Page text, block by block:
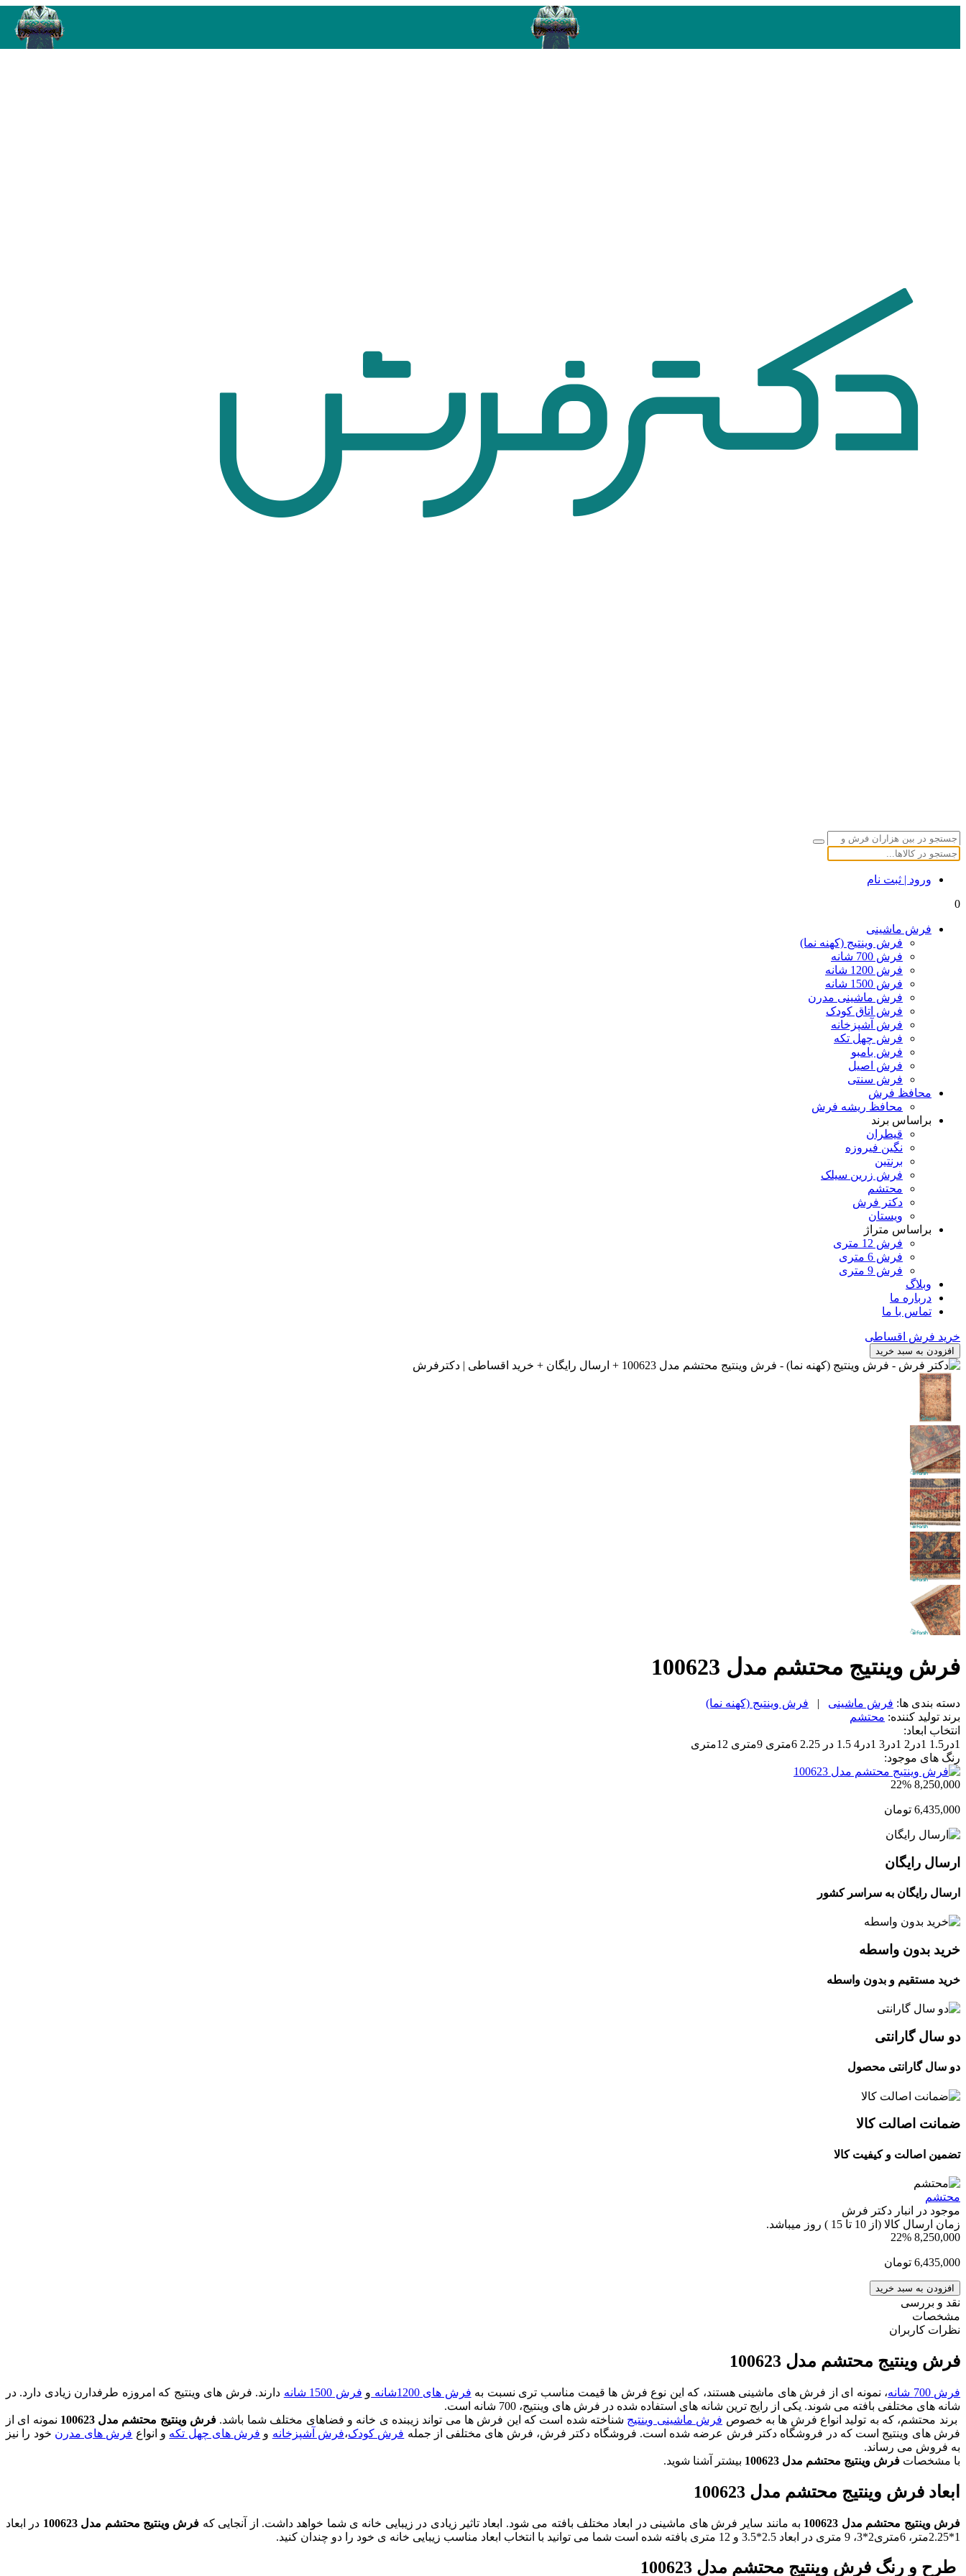
ورود | ثبت نام
0
فرش ماشینی
فرش وینتیج (کهنه نما)
فرش 700 شانه
فرش 1200 شانه
فرش 1500 شانه
فرش ماشینی مدرن
فرش اتاق کودک
فرش آشپزخانه
فرش چهل تکه
فرش بامبو
فرش اصیل
فرش سنتی
محافظ فرش
محافظ ریشه فرش
براساس برند
قیطران
نگین فیروزه
برنتین
فرش زرین سیلک
محتشم
دکتر فرش
ویستان
براساس متراژ
فرش 12 متری
فرش 6 متری
فرش 9 متری
وبلاگ
درباره ما
تماس با ما
خرید فرش اقساطی
افزودن به سبد خرید
فرش وینتیج محتشم مدل 100623
دسته بندی ها: فرش ماشینی |
فرش وینتیج (کهنه نما)
برند تولید کننده: محتشم
انتخاب ابعاد:
1در1.5
1در2 1در3 1در4 1.5 در 2.25 6متری 9متری
12متری
رنگ های موجود:
8,250,000
22%
6,435,000 تومان
ارسال رایگان
ارسال رایگان به سراسر کشور
خرید بدون واسطه
خرید مستقیم و بدون واسطه
دو سال گارانتی
دو سال گارانتی محصول
ضمانت اصالت کالا
تضمین اصالت و کیفیت کالا
محتشم
موجود در انبار دکتر فرش
زمان ارسال کالا (از 10 تا 15 ) روز میباشد.
8,250,000
22%
6,435,000 تومان
افزودن به سبد خرید
نقد و بررسی
مشخصات
نظرات کاربران
فرش وینتیج محتشم مدل 100623
فرش 700 شانه ، نمونه ای از فرش های ماشینی هستند، که این نوع فرش ها قیمت مناسب تری نسبت به فرش های 1200شانه و فرش 1500 شانه
دارند. فرش های وینتیج که امروزه طرفدارن زیادی دارد. در
شانه های مختلفی بافته می شوند. یکی از رایج ترین شانه های استفاده شده در فرش های وینتیج، 700 شانه است.
برند محتشم، که به تولید انواع فرش ها به خصوص فرش ماشینی وینتیج شناخته شده است که این فرش ها می تواند زیبنده ی خانه و فضاهای مختلف شما باشد. فرش وینتیج محتشم مدل 100623
نمونه ای از
فرش های وینتیج است که در فروشگاه دکتر فرش عرضه شده است. فروشگاه دکتر فرش، فرش های مختلفی از جمله فرش کودک،فرش آشپزخانه و فرش های چهل تکه و انواع فرش های مدرن خود را نیز
به فروش می رساند.
با مشخصات فرش وینتیج محتشم مدل 100623 بیشتر آشنا شوید.
ابعاد فرش وینتیج محتشم مدل 100623
فرش وینتیج محتشم مدل 100623 به مانند سایر فرش های ماشینی در ابعاد مختلف بافته می شود. ابعاد تاثیر زیادی در زیبایی خانه ی شما خواهد داشت. از آنجایی که فرش وینتیج محتشم مدل 100623
در ابعاد
1*2.25متر، 6متری2*3، 9 متری در ابعاد 2.5*3.5 و 12 متری بافته شده است شما می توانید با انتخاب ابعاد مناسب زیبایی خانه ی خود را دو چندان کنید.
طرح و رنگ فرش وینتیج محتشم مدل 100623